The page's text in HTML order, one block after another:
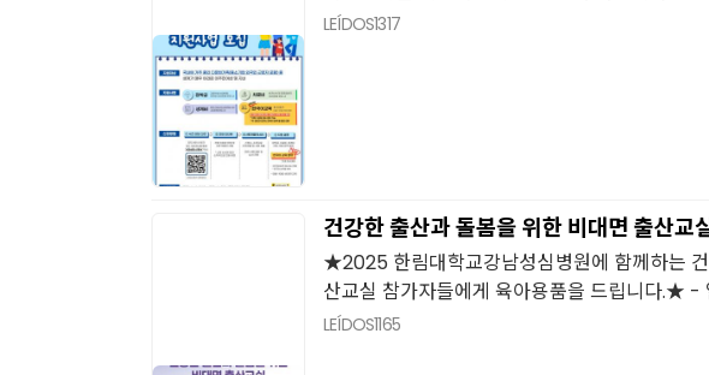
LEÍDOS1317
건강한 출산과 돌봄을 위한 비대면 출산교
★2025 한림대학교강남성심병원에 함께하는
산교실 참가자들에게 육아용품을 드립니다.★ -
LEÍDOS1165